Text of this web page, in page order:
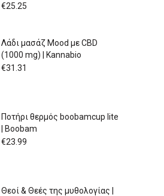
€25.25
Λάδι μασάζ Mood με CBD
(1000 mg) | Kannabio
€31.31
Ποτήρι θερμός boobamcup lite
| Boobam
€23.99
Θεοί & Θεές της μυθολογίας |